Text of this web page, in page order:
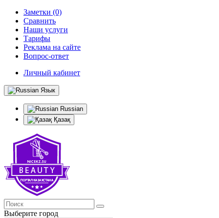
Заметки (0)
Сравнить
Наши услуги
Тарифы
Реклама на сайте
Вопрос-ответ
Личный кабинет
Язык
Russian
Қазақ
Выберите город